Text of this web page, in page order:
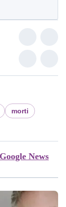
morti
Google News